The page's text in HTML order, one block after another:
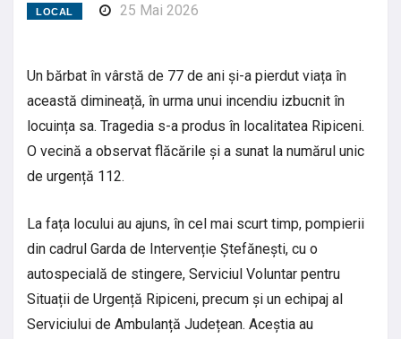
LOCAL 25 Mai 2026
Un bărbat în vârstă de 77 de ani și-a pierdut viața în
această dimineață, în urma unui incendiu izbucnit în
locuința sa. Tragedia s-a produs în localitatea Ripiceni.
O vecină a observat flăcările și a sunat la numărul unic
de urgență 112.
La fața locului au ajuns, în cel mai scurt timp, pompierii
din cadrul Garda de Intervenție Ștefănești, cu o
autospecială de stingere, Serviciul Voluntar pentru
Situații de Urgență Ripiceni, precum și un echipaj al
Serviciului de Ambulanță Județean. Aceștia au